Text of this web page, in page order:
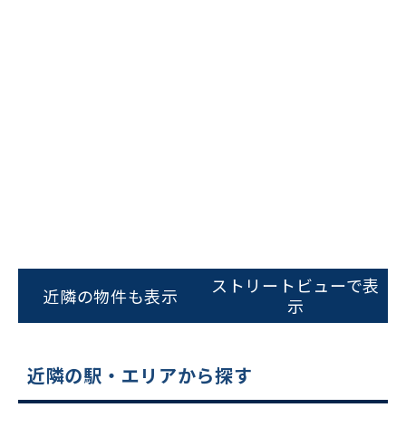
0120-620-213
近隣の物件も表示
ストリートビューで表
示
近隣の駅・エリアから探す